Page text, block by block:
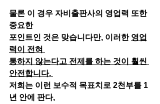
물론 이 경우 자비출판사의 영업력 또한
중요한
포인트인 것은 맞습니다만, 이러한 영업
력이 전혀
통하지 않는다고 전제를 하는 것이 훨씬
안전합니다.
저희는 이런 보수적 목표치로 2천부를 1
년 안에 판다,